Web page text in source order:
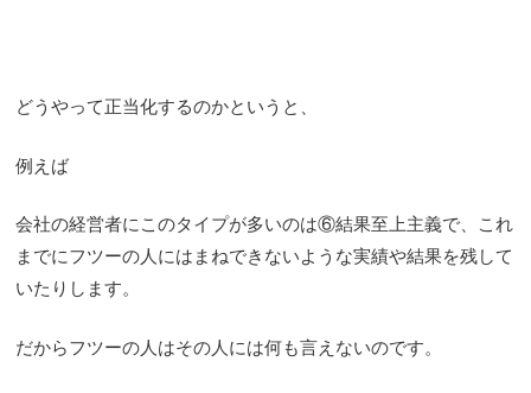
どうやって正当化するのかというと、
例えば
会社の経営者にこのタイプが多いのは⑥結果至上主義で、これ
までにフツーの人にはまねできないような実績や結果を残して
いたりします。
だからフツーの人はその人には何も言えないのです。